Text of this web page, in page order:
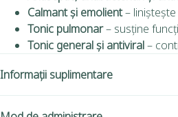
Calmant și emolient–
Tonic pulmonar– susține
Tonic general și antiviral–
Informații suplimentare